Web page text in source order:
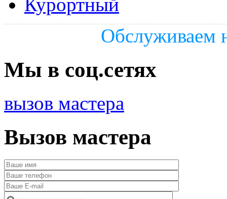
Обслуживаем
Мы в соц.сетях
вызов мастера
Вызов мастера